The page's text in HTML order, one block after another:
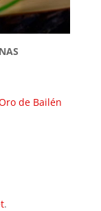
de Bailén
.